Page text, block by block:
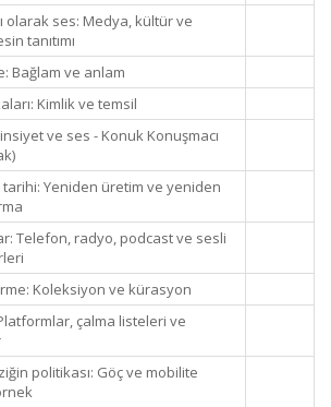
olarak ses: Medya, kültür ve
tanıtımı
Bağlam ve anlam
Kimlik ve temsil
ve ses - Konuk Konuşmacı
tarihi: Yeniden üretim ve yeniden
Telefon, radyo, podcast ve sesli
Koleksiyon ve kürasyon
çalma listeleri ve
politikası: Göç ve mobilite